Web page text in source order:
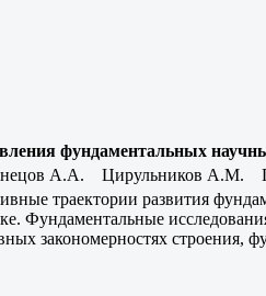
фундаментальных
А.А. Цирульников
траектории развития
Фундаментальные
закономерностях строения,